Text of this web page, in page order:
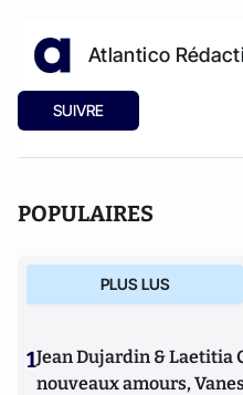
Atlantico
SUIVRE
POPULAIRES
PLUS LUS
1Jean Dujardin & Laetitia
nouveaux amours,